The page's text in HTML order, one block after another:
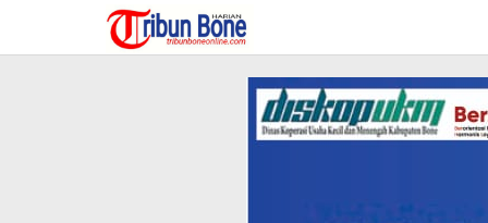
konten